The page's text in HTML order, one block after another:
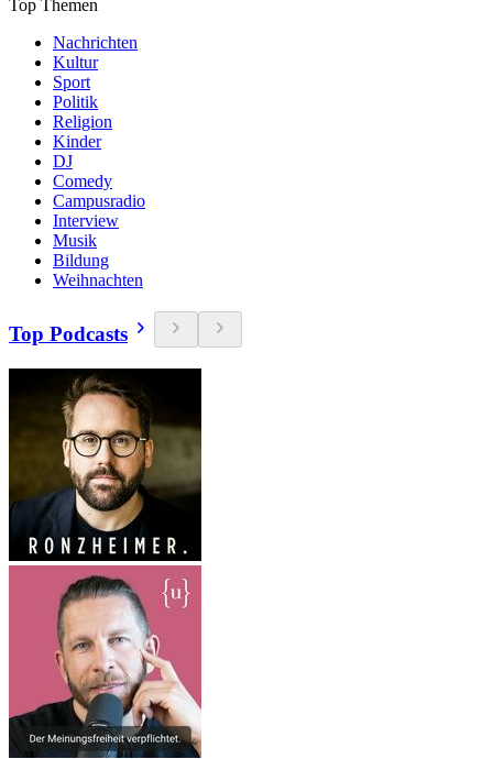
Top Themen
Nachrichten
Kultur
Sport
Politik
Religion
Kinder
DJ
Comedy
Campusradio
Interview
Musik
Bildung
Weihnachten
Top Podcasts